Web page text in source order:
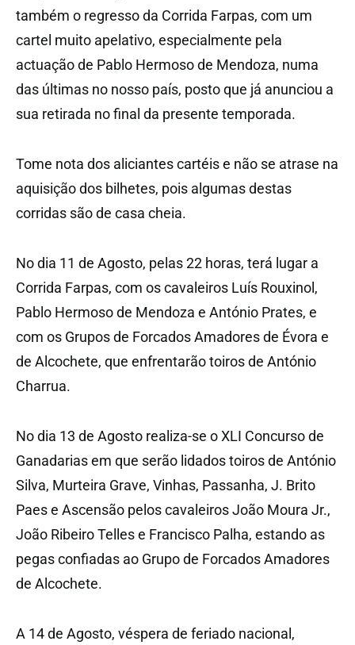
também o regresso da Corrida Farpas, com um
cartel muito apelativo, especialmente pela
actuação de Pablo Hermoso de Mendoza, numa
das últimas no nosso país, posto que já anunciou a
sua retirada no final da presente temporada.
Tome nota dos aliciantes cartéis e não se atrase na
aquisição dos bilhetes, pois algumas destas
corridas são de casa cheia.
No dia 11 de Agosto, pelas 22 horas, terá lugar a
Corrida Farpas, com os cavaleiros Luís Rouxinol,
Pablo Hermoso de Mendoza e António Prates, e
com os Grupos de Forcados Amadores de Évora e
de Alcochete, que enfrentarão toiros de António
Charrua.
No dia 13 de Agosto realiza-se o XLI Concurso de
Ganadarias em que serão lidados toiros de António
Silva, Murteira Grave, Vinhas, Passanha, J. Brito
Paes e Ascensão pelos cavaleiros João Moura Jr.,
João Ribeiro Telles e Francisco Palha, estando as
pegas confiadas ao Grupo de Forcados Amadores
de Alcochete.
A 14 de Agosto, véspera de feriado nacional,